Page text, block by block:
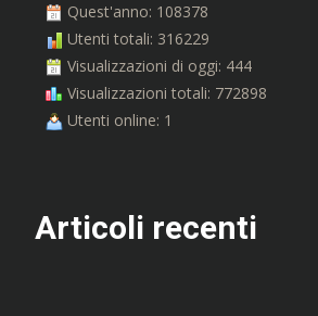
Quest'anno: 108378
Utenti totali: 316229
Visualizzazioni di oggi: 444
Visualizzazioni totali: 772898
Utenti online: 1
Articoli recenti